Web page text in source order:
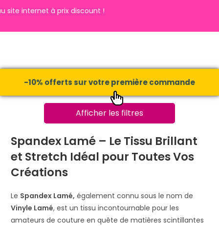
à prix discount !
-10% offerts sur votre première commande
Afficher les filtres
Spandex Lamé – Le Tissu Brillant
et Stretch Idéal pour Toutes Vos
Créations
Le Spandex Lamé, également connu sous le nom de
Vinyle Lamé, est un tissu incontournable pour les
amateurs de couture en quête de matières scintillantes